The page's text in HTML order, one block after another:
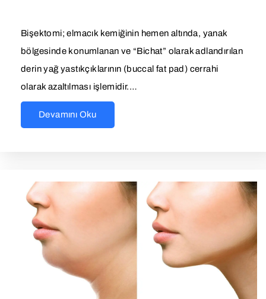
Bişektomi; elmacık kemiğinin hemen altında, yanak
bölgesinde konumlanan ve “Bichat” olarak adlandırılan
derin yağ yastıkçıklarının (buccal fat pad) cerrahi
olarak azaltılması işlemidir.…
Devamını Oku